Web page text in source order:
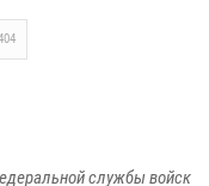
службы войск